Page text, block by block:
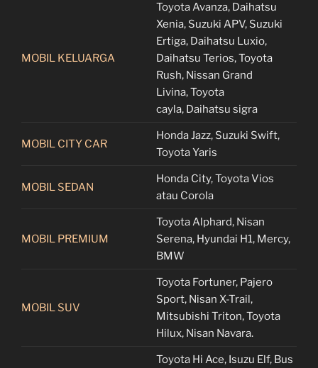
MOBIL KELUARGA
Toyota Avanza, Daihatsu
Xenia, Suzuki APV, Suzuki
Ertiga, Daihatsu Luxio,
Daihatsu Terios, Toyota
Rush, Nissan Grand
Livina, Toyota
cayla, Daihatsu sigra
MOBIL CITY CAR
Honda Jazz, Suzuki Swift,
Toyota Yaris
MOBIL SEDAN
Honda City, Toyota Vios
atau Corola
MOBIL PREMIUM
Toyota Alphard, Nisan
Serena, Hyundai H1, Mercy,
BMW
MOBIL SUV
Toyota Fortuner, Pajero
Sport, Nisan X-Trail,
Mitsubishi Triton, Toyota
Hilux, Nisan Navara.
Toyota Hi Ace, Isuzu Elf, Bus